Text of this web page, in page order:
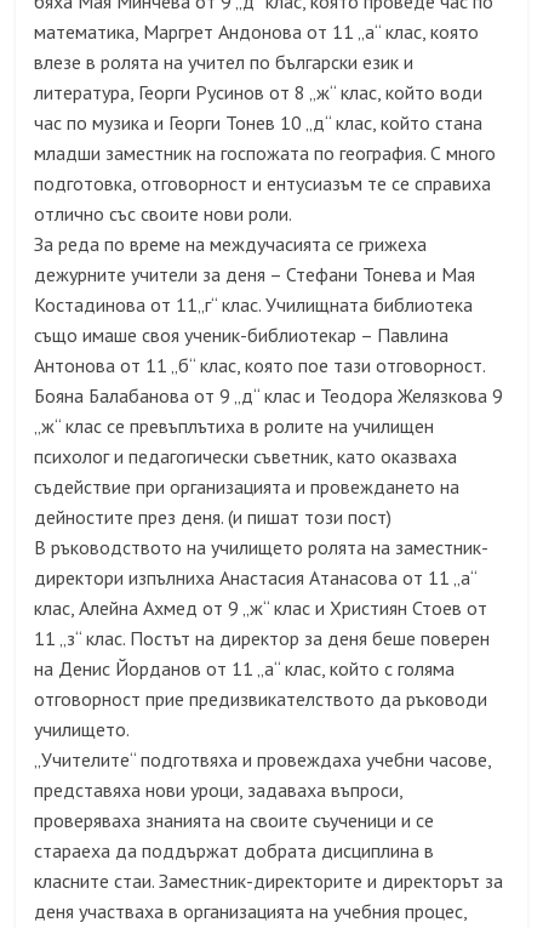
математика, Маргрет Андонова от 11 „а“ клас, която
влезе в ролята на учител по български език и
литература, Георги Русинов от 8 „ж“ клас, който води
час по музика и Георги Тонев 10 „д“ клас, който стана
младши заместник на госпожата по география. С много
подготовка, отговорност и ентусиазъм те се справиха
отлично със своите нови роли.
За реда по време на междучасията се грижеха
дежурните учители за деня – Стефани Тонева и Мая
Костадинова от 11„г“ клас. Училищната библиотека
също имаше своя ученик-библиотекар – Павлина
Антонова от 11 „б“ клас, която пое тази отговорност.
Бояна Балабанова от 9 „д“ клас и Теодора Желязкова 9
„ж“ клас се превъплътиха в ролите на училищен
психолог и педагогически съветник, като оказваха
съдействие при организацията и провеждането на
дейностите през деня. (и пишат този пост)
В ръководството на училището ролята на заместник-
директори изпълниха Анастасия Атанaсова от 11 „а“
клас, Алейна Ахмед от 9 „ж“ клас и Християн Стоев от
11 „з“ клас. Постът на директор за деня беше поверен
на Денис Йорданов от 11 „а“ клас, който с голяма
отговорност прие предизвикателството да ръководи
училището.
„Учителите“ подготвяха и провеждаха учебни часове,
представяха нови уроци, задаваха въпроси,
проверяваха знанията на своите съученици и се
стараеха да поддържат добрата дисциплина в
класните стаи. Заместник-директорите и директорът за
деня участваха в организацията на учебния процес,